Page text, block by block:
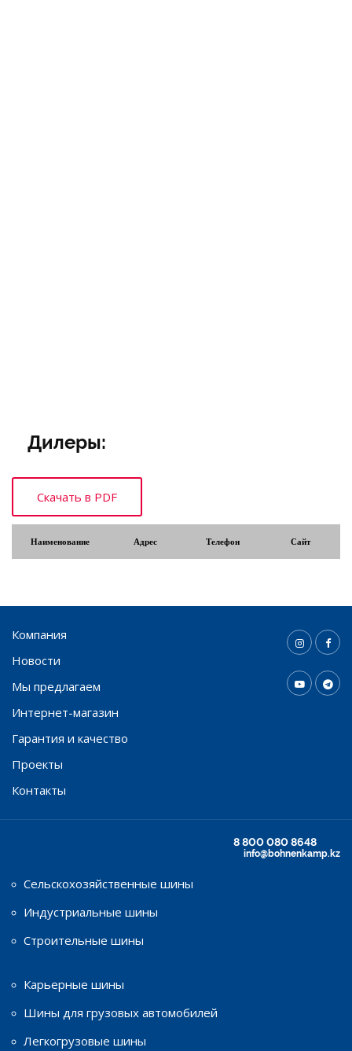
Дилеры:
Наименование Адрес Телефон Сайт
Компания
Новости
Мы предлагаем
Интернет-магазин
Гарантия и качество
Проекты
Контакты
8 800 080 8648
info@bohnenkamp.kz
Сельскохозяйственные шины
Индустриальные шины
Строительные шины
Карьерные шины
Шины для грузовых автомобилей
Легкогрузовые шины